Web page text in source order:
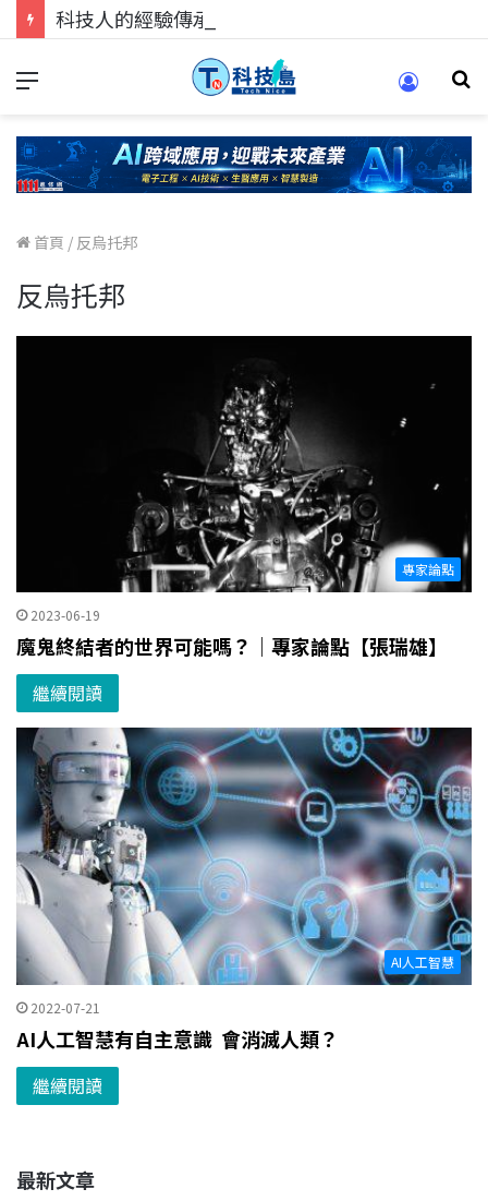
首頁 / 反烏托邦
反烏托邦
專家論點
2023-06-19
魔鬼終結者的世界可能嗎？｜專家論點【張瑞雄】
繼續閱讀
AI人工智慧
2022-07-21
AI人工智慧有自主意識 會消滅人類？
繼續閱讀
最新文章